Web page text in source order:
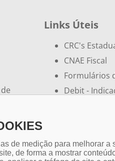
Links Úteis
CRC's
CNAE Fiscal
Formulários
Debit -
de medição para melhorar a
de forma a mostrar